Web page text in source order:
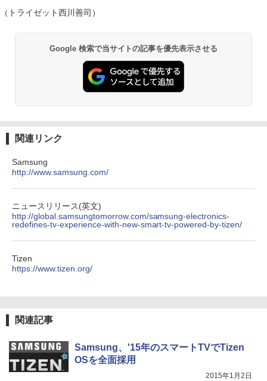
（トライゼット西川善司）
Google 検索で当サイトの記事を優先表示させる
関連リンク
Samsung
http://www.samsung.com/
ニュースリリース(英文)
http://global.samsungtomorrow.com/samsung-electronics-
redefines-tv-experience-with-new-smart-tv-powered-by-tizen/
Tizen
https://www.tizen.org/
関連記事
Samsung、'15年のスマートTVでTizen
OSを全面採用
2015年1月2日